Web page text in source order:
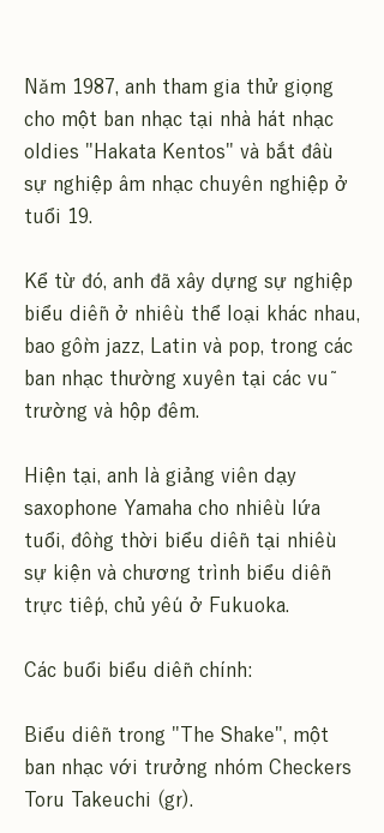
Năm 1987, anh tham gia thử giọng
cho một ban nhạc tại nhà hát nhạc
oldies "Hakata Kentos" và bắt đầu
sự nghiệp âm nhạc chuyên nghiệp ở
tuổi 19.
Kể từ đó, anh đã xây dựng sự nghiệp
biểu diễn ở nhiều thể loại khác nhau,
bao gồm jazz, Latin và pop, trong các
ban nhạc thường xuyên tại các vũ
trường và hộp đêm.
Hiện tại, anh là giảng viên dạy
saxophone Yamaha cho nhiều lứa
tuổi, đồng thời biểu diễn tại nhiều
sự kiện và chương trình biểu diễn
trực tiếp, chủ yếu ở Fukuoka.
Các buổi biểu diễn chính:
Biểu diễn trong "The Shake", một
ban nhạc với trưởng nhóm Checkers
Toru Takeuchi (gr).